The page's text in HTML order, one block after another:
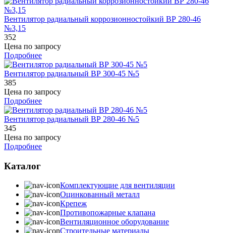
Вентилятор радиальный коррозионностойкий ВР 280-46
№3,15
352
Цена по запросу
Подробнее
Вентилятор радиальный ВР 300-45 №5
385
Цена по запросу
Подробнее
Вентилятор радиальный ВР 280-46 №5
345
Цена по запросу
Подробнее
Каталог
Комплектующие для вентиляции
Оцинкованный металл
Крепеж
Противопожарные клапана
Вентиляционное оборудование
Строительные материалы